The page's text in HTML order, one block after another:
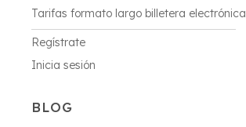
Tarifas formato largo billetera electrónica
Regístrate
Inicia sesión
BLOG